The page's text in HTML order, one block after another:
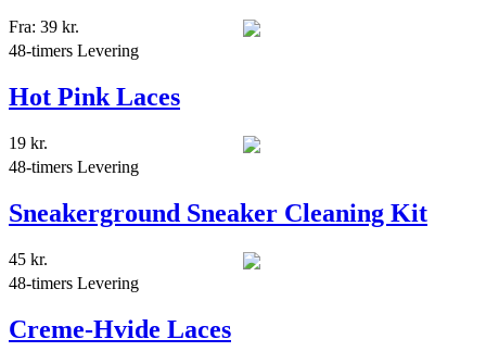
Fra: 39 kr.
48-timers Levering
Hot Pink Laces
19 kr.
48-timers Levering
Sneakerground Sneaker Cleaning Kit
45 kr.
48-timers Levering
Creme-Hvide Laces